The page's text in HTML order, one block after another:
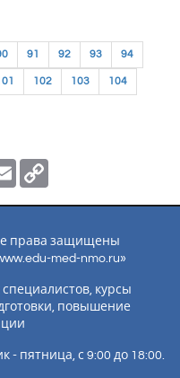
91 92 93 94
102 103 104
Email
права защищены
med-nmo.ru»
курсы
повышение
- пятница, с 9:00 до 18:00.